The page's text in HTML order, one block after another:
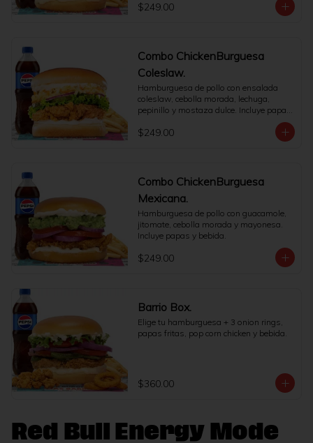
$249.00
Combo ChickenBurguesa
Coleslaw.
Hamburguesa de pollo con ensalada
coleslaw, cebolla morada, lechuga,
pepinillo y mostaza dulce. Incluye papas
$249.00
Combo ChickenBurguesa
Mexicana.
Hamburguesa de pollo con guacamole,
jitomate, cebolla morada y mayonesa.
Incluye papas y bebida.
$249.00
Barrio Box.
Elige tu hamburguesa + 3 onion rings,
papas fritas, pop corn chicken y bebida.
$360.00
Red Bull Energy Mode